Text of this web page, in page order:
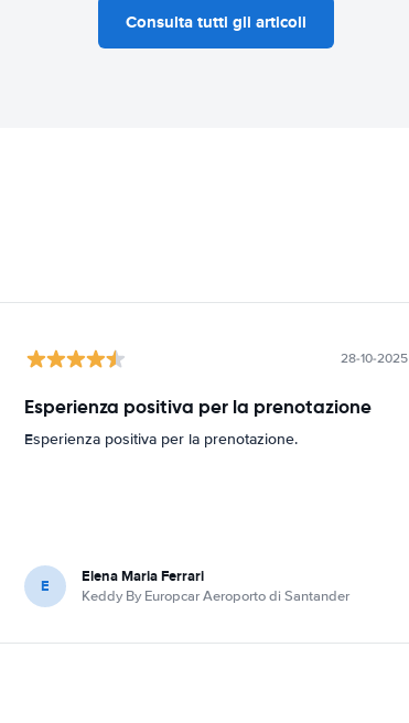
Consulta tutti gli articoli
28-10-2025
Esperienza positiva per la prenotazione
Esperienza positiva per la prenotazione.
E Elena Maria Ferrari
Keddy By Europcar Aeroporto di Santander